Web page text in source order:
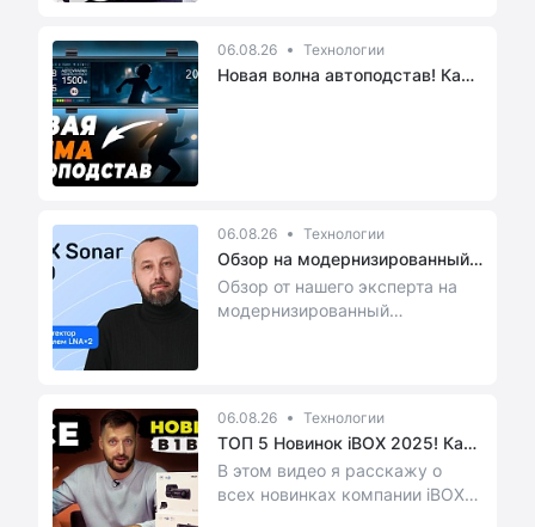
06.08.26 Технологии
Новая волна автоподстав! Как
06.08.26 Технологии
Обзор на модернизированный
радар...
Обзор от нашего эксперта на
модернизированный
06.08.26 Технологии
ТОП 5 Новинок iBOX 2025! Как
выб...
В этом видео я расскажу о
всех новинках компании iBOX,